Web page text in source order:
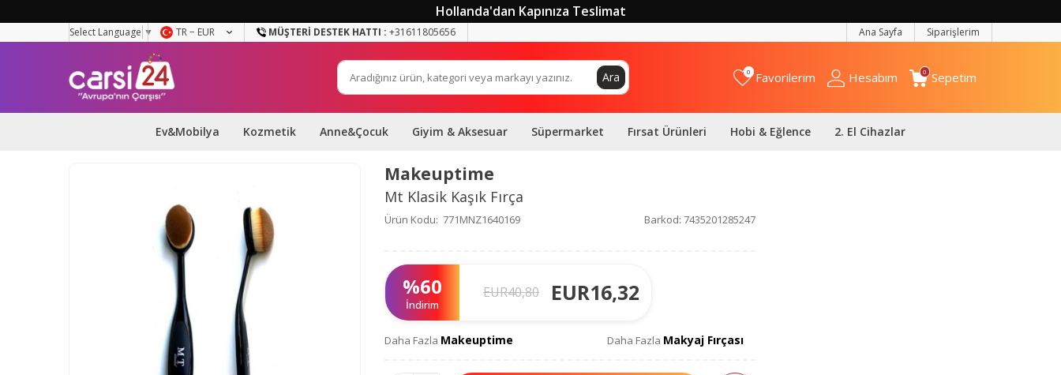
Hollanda'dan Kapınıza Teslimat
Select Language ▼ TR − EUR MÜŞTERI DESTEK HATTI : +31611805656 Ana Sayfa Siparişlerim
Ara 0 Favorilerim Hesabım 0 Sepetim
Ev&Mobilya Kozmetik Anne&Çocuk Giyim & Aksesuar Süpermarket Fırsat Ürünleri Hobi & Eğlence 2. El Cihazlar
Makeuptime
Mt Klasik Kaşık Fırça
Ürün Kodu: 771MNZ1640169 Barkod: 7435201285247
%60
İndirim
EUR40,80 EUR16,32
Daha Fazla Makeuptime Daha Fazla Makyaj Fırçası